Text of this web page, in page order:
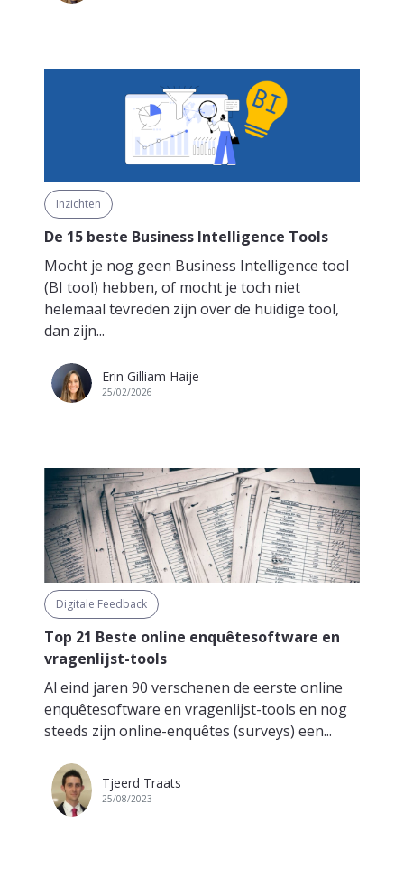
Inzichten
De 15 beste Business Intelligence Tools
Mocht je nog geen Business Intelligence tool
(BI tool) hebben, of mocht je toch niet
helemaal tevreden zijn over de huidige tool,
dan zijn...
Erin Gilliam Haije
25/02/2026
Digitale Feedback
Top 21 Beste online enquêtesoftware en
vragenlijst-tools
Al eind jaren 90 verschenen de eerste online
enquêtesoftware en vragenlijst-tools en nog
steeds zijn online-enquêtes (surveys) een...
Tjeerd Traats
25/08/2023